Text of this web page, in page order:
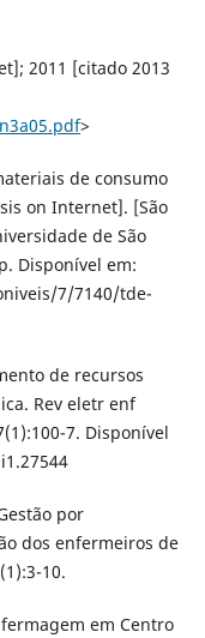
2011 [citado 2013
>
de consumo
on Internet]. [São
de São
Disponível em:
7/7140/tde-
de recursos
Rev eletr enf
7. Disponível
por
dos enfermeiros de
10.
em Centro